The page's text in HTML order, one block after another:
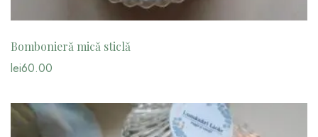
Bombonieră mică sticlă
lei60.00